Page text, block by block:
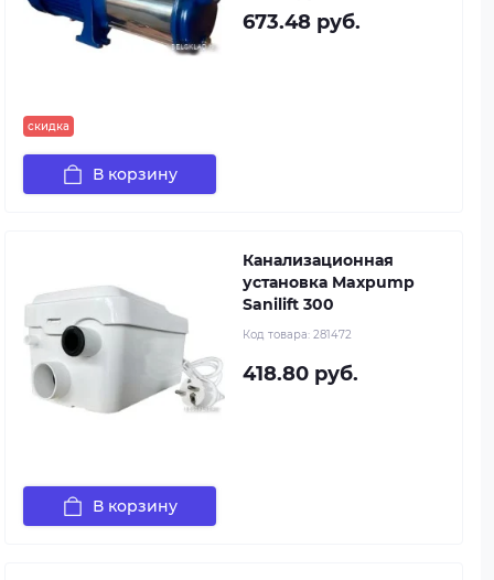
скидка
673.48 руб.
В корзину
Канализационная
установка Maxpump
Sanilift 300
Код товара: 281472
418.80 руб.
В корзину